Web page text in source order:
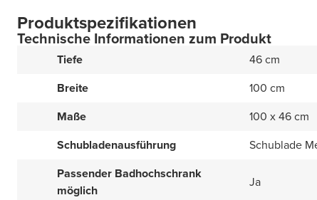
Produktspezifikationen
Technische Informationen zum Produkt
Tiefe
46 cm
Breite
100 cm
Maße
100 x 46 cm
Schubladenausführung
Schublade
Passender Badhochschrank
möglich
Ja